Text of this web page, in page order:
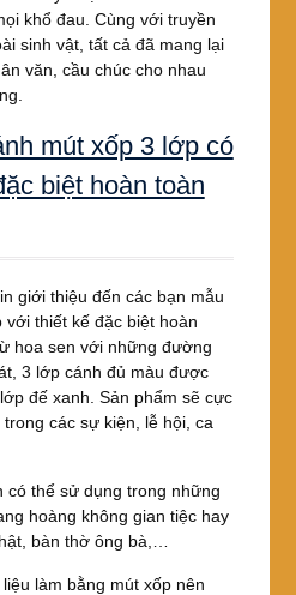
khổ đau. Cùng với truyền
sinh vật, tất cả đã mang lại
văn, cầu chúc cho nhau
mút xốp 3 lớp có
biệt hoàn toàn
giới thiệu đến các bạn mẫu
thiết kế đặc biệt hoàn
hoa sen với những đường
3 lớp cánh đủ màu được
đế xanh. Sản phẩm sẽ cực
các sự kiện, lễ hội, ca
có thể sử dụng trong những
hoàng không gian tiệc hay
bàn thờ ông bà,…
làm bằng mút xốp nên